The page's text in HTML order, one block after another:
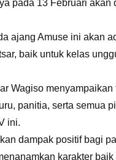
pada 13 Februari akan
ajang Amuse ini akan
baik untuk kelas
Wagiso
panitia, serta semua
ini.
dampak positif bagi
karakter